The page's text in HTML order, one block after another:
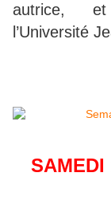
autrice, et
l’Université
SAMEDI